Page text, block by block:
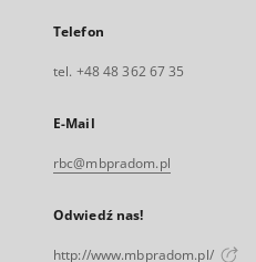
Telefon
tel. +48 48 362 67 35
E-Mail
rbc@mbpradom.pl
Odwiedź nas!
http://www.mbpradom.pl/